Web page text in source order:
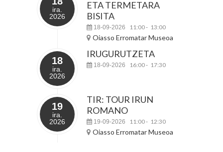
ira.
2026
ETA TERMETARA
BISITA
18-09-2026 11:00- 13:00
Oiasso Erromatar Museoa
18
ira.
2026
IRUGURUTZETA
18-09-2026 16:00- 17:30
19
ira.
2026
TIR: TOUR IRUN
ROMANO
19-09-2026 11:00- 12:30
Oiasso Erromatar Museoa